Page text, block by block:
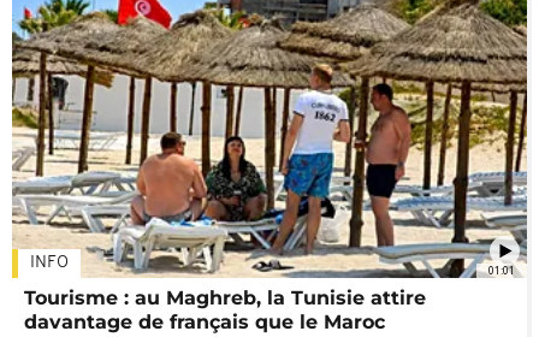
01:01
INFO
Tourisme : au Maghreb, la Tunisie attire
davantage de français que le Maroc